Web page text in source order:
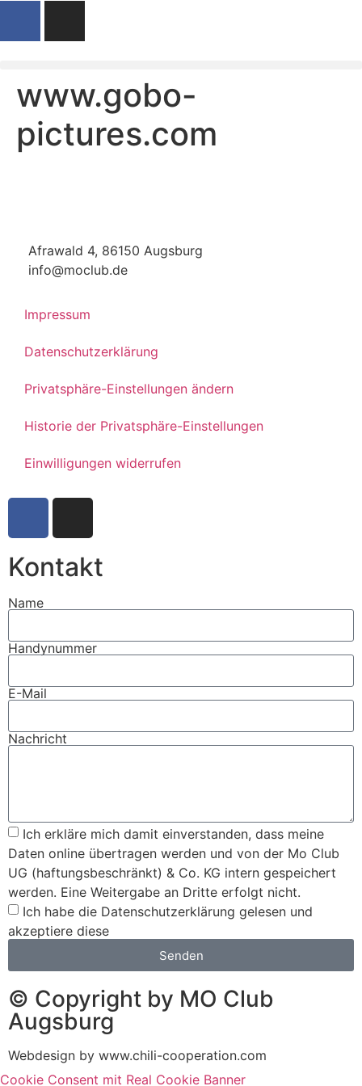
www.gobo-
pictures.com
Afrawald 4, 86150 Augsburg
info@moclub.de
Impressum
Datenschutzerklärung
Privatsphäre-Einstellungen ändern
Historie der Privatsphäre-Einstellungen
Einwilligungen widerrufen
Kontakt
Name
Handynummer
E-Mail
Nachricht
Ich erkläre mich damit einverstanden, dass meine
Daten online übertragen werden und von der Mo Club
UG (haftungsbeschränkt) & Co. KG intern gespeichert
werden. Eine Weitergabe an Dritte erfolgt nicht.
Ich habe die Datenschutzerklärung gelesen und
akzeptiere diese
Senden
© Copyright by MO Club
Augsburg
Webdesign by www.chili-cooperation.com
Cookie Consent mit Real Cookie Banner